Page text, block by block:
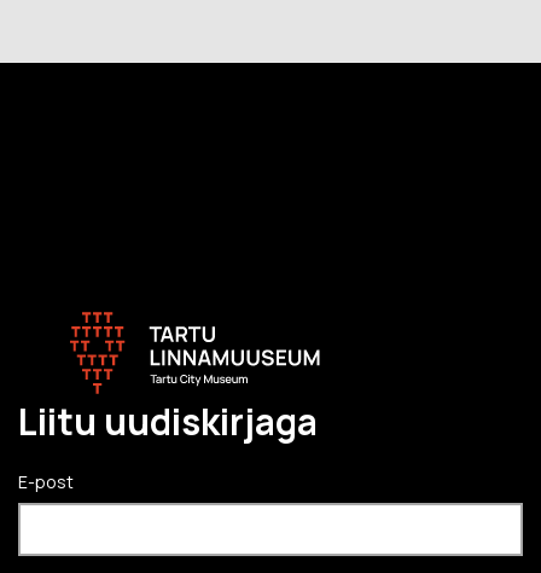
Liitu uudiskirjaga
E-post